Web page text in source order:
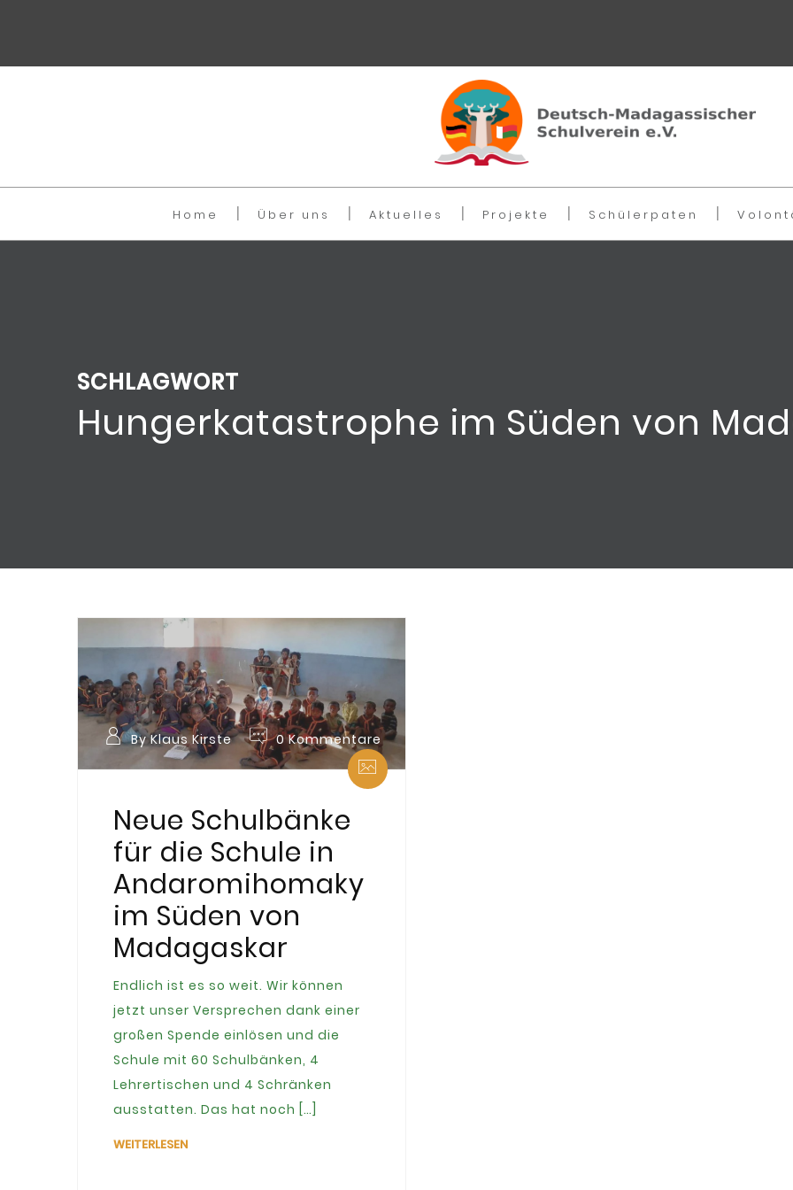
Home Über uns Aktuelles Projekte Schülerpaten
SCHLAGWORT
Hungerkatastrophe im Süden von
By Klaus Kirste 0 Kommentare
Neue Schulbänke
für die Schule in
Andaromihomaky
im Süden von
Madagaskar
Endlich ist es so weit. Wir können
jetzt unser Versprechen dank einer
großen Spende einlösen und die
Schule mit 60 Schulbänken, 4
Lehrertischen und 4 Schränken
ausstatten. Das hat noch […]
WEITERLESEN